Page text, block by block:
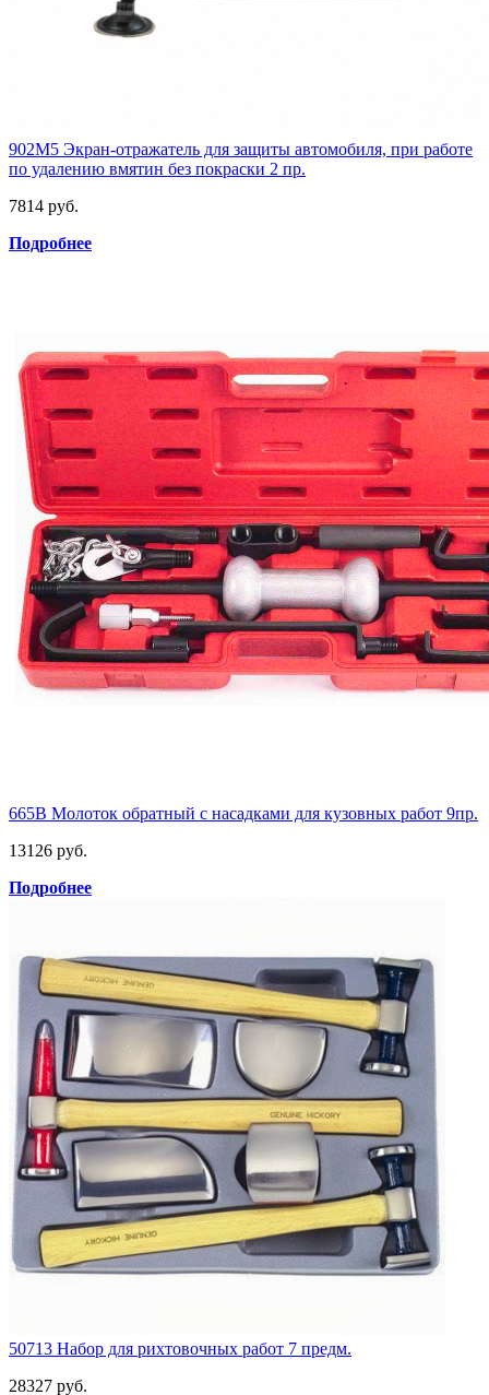
902M5 Экран-отражатель для защиты автомобиля, при работе
по удалению вмятин без покраски 2 пр.
7814 руб.
Подробнее
665B Молоток обратный с насадками для кузовных работ 9пр.
13126 руб.
Подробнее
50713 Набор для рихтовочных работ 7 предм.
28327 руб.